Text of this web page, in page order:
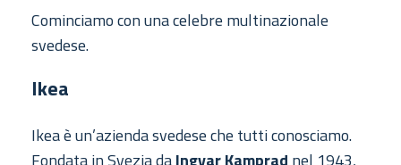
Cominciamo con una celebre multinazionale
svedese.
Ikea
Ikea è un’azienda svedese che tutti conosciamo.